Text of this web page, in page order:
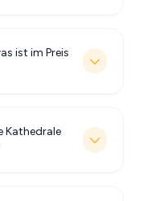
ist im Preis
Kathedrale